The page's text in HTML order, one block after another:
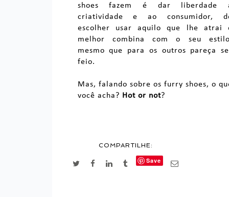
shoes fazem é dar liberdade
criatividade e ao consumidor,
escolher usar aquilo que lhe atrai
melhor combina com o seu
mesmo que para os outros pareça
feio.
Mas, falando sobre os furry shoes, o
você acha? Hot or not?
COMPARTILHE:
Save